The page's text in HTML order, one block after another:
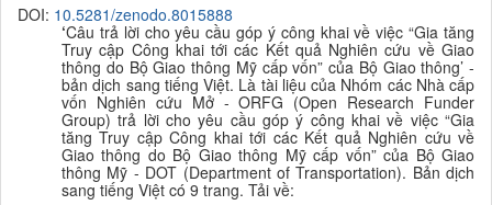
DOI: 10.5281/zenodo.8015888
‘Câu trả lời cho yêu cầu góp ý công khai về việc “Gia tăng
Truy cập Công khai tới các Kết quả Nghiên cứu về Giao
thông do Bộ Giao thông Mỹ cấp vốn” của Bộ Giao thông’ -
bản dịch sang tiếng Việt. Là tài liệu của Nhóm các Nhà cấp
vốn Nghiên cứu Mở - ORFG (Open Research Funder
Group) trả lời cho yêu cầu góp ý công khai về việc “Gia
tăng Truy cập Công khai tới các Kết quả Nghiên cứu về
Giao thông do Bộ Giao thông Mỹ cấp vốn” của Bộ Giao
thông Mỹ - DOT (Department of Transportation). Bản dịch
sang tiếng Việt có 9 trang. Tải về: